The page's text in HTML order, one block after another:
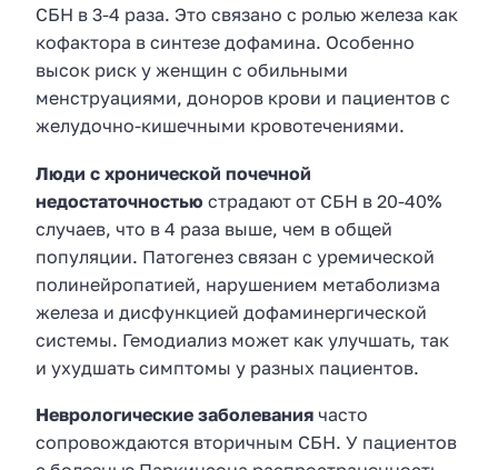
СБН в 3-4 раза. Это связано с ролью железа как
кофактора в синтезе дофамина. Особенно
высок риск у женщин с обильными
менструациями, доноров крови и пациентов с
желудочно-кишечными кровотечениями.
Люди с хронической почечной
недостаточностью страдают от СБН в 20-40%
случаев, что в 4 раза выше, чем в общей
популяции. Патогенез связан с уремической
полинейропатией, нарушением метаболизма
железа и дисфункцией дофаминергической
системы. Гемодиализ может как улучшать, так
и ухудшать симптомы у разных пациентов.
Неврологические заболевания часто
сопровождаются вторичным СБН. У пациентов